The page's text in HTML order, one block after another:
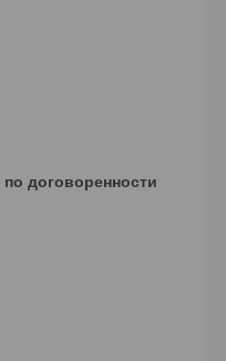
по договоренности